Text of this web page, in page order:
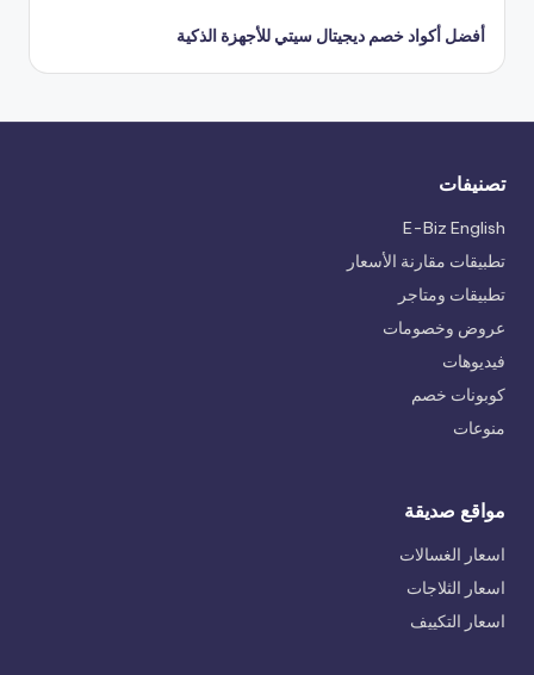
أفضل أكواد خصم ديجيتال سيتي للأجهزة الذكية
تصنيفات
E-Biz English
تطبيقات مقارنة الأسعار
تطبيقات ومتاجر
عروض وخصومات
فيديوهات
كوبونات خصم
منوعات
مواقع صديقة
اسعار الغسالات
اسعار الثلاجات
اسعار التكييف